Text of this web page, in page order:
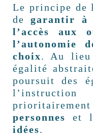
Le principe de
degarantir à
l’accès aux
l’autonomie
choix. Au lieu
égalité
poursuit des
personnes et
idées.